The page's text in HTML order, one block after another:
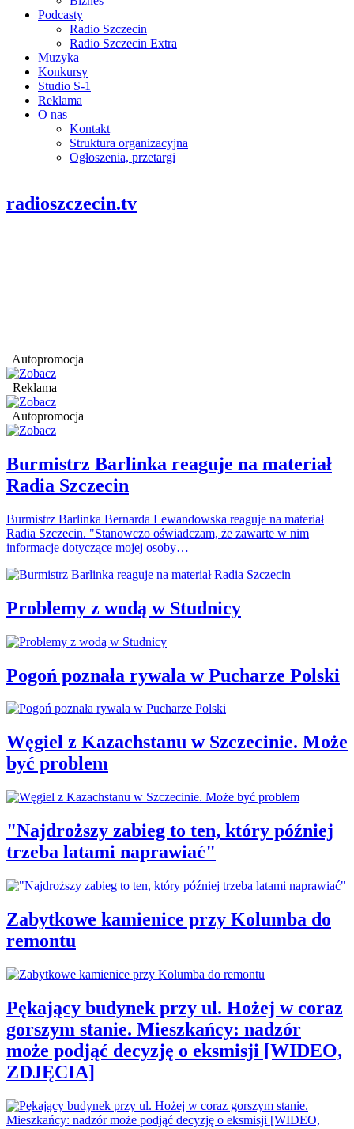
Podcasty
Radio Szczecin
Radio Szczecin Extra
Muzyka
Konkursy
Studio S-1
Reklama
O nas
Kontakt
Struktura organizacyjna
Ogłoszenia, przetargi
radioszczecin.tv
Autopromocja
Reklama
Autopromocja
Burmistrz Barlinka reaguje na materiał
Radia Szczecin
Burmistrz Barlinka Bernarda Lewandowska reaguje na materiał
Radia Szczecin. "Stanowczo oświadczam, że zawarte w nim
informacje dotyczące mojej osoby…
Problemy z wodą w Studnicy
Pogoń poznała rywala w Pucharze Polski
Węgiel z Kazachstanu w Szczecinie. Może
być problem
"Najdroższy zabieg to ten, który później
trzeba latami naprawiać"
Zabytkowe kamienice przy Kolumba do
remontu
Pękający budynek przy ul. Hożej w coraz
gorszym stanie. Mieszkańcy: nadzór
może podjąć decyzję o eksmisji [WIDEO,
ZDJĘCIA]